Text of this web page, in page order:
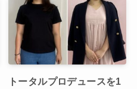
トータルプロデュースを1